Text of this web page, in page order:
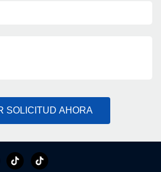
SOLICITUD AHORA